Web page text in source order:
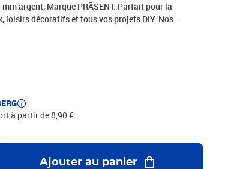
argent, Marque PRÄSENT. Parfait pour la
loisirs décoratifs et tous vos projets DIY. Nos
et sont composés à 100% de matériaux
ou même pour Pâques – ce fabuleux accessoire
beaux et attrayants.
à partir de 8,90 €
Ajouter au panier